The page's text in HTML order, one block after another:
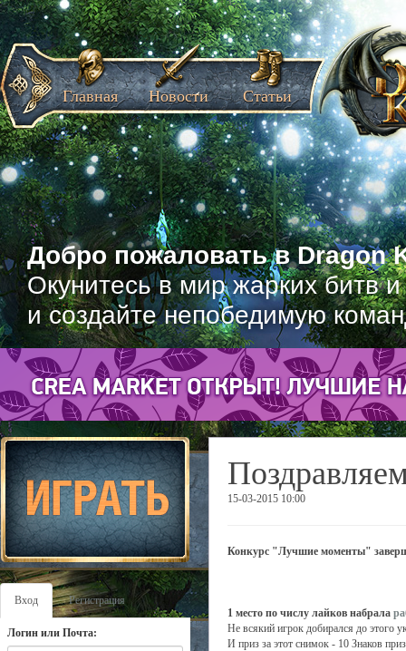
Добро пожаловать в Dragon
Окунитесь в мир жарких битв
и создайте непобедимую
Главная Новости Статьи
Вход Регистрация
Логин или Почта:
15-03-2015 10:00
Конкурс "Лучшие моменты"
1 место по числу лайков набрала
Не всякий игрок добирался до этого
И приз за этот снимок - 10 Знаков